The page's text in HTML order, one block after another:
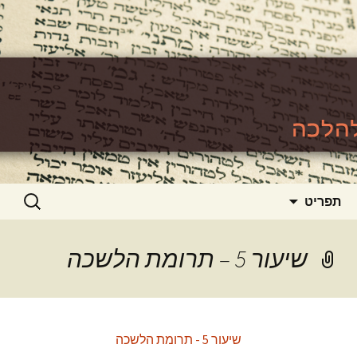
https://www.toralishma.org
האתר ללימוד סוגיות גמרא להלכה
תפריט חיפוש:
שיעור 5 – תרומת הלשכה
שיעור 5 - תרומת הלשכה